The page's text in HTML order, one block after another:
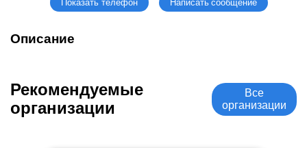
Показать телефон Написать сообщение
Описание
Рекомендуемые
организации
Все
организации